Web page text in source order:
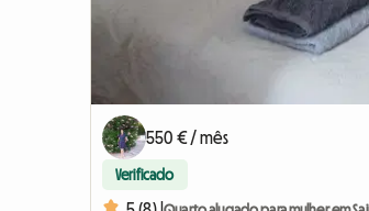
550 € / mês
Verificado